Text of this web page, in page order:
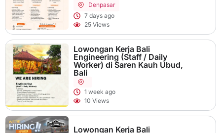
Denpasar
7 days ago
25 Views
Lowongan Kerja Bali
Engineering (Staff / Daily
Worker) di Saren Kauh Ubud,
Bali
1 week ago
10 Views
Lowongan Kerja Bali